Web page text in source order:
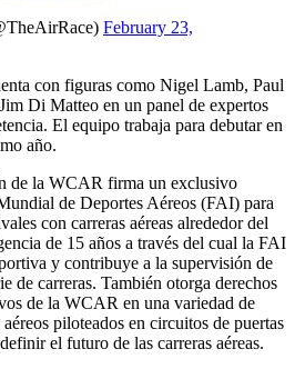
February 23,
con figuras como Nigel Lamb, Paul
Di Matteo en un panel de expertos
El equipo trabaja para debutar en
año.
de la WCAR firma un exclusivo
de Deportes Aéreos (FAI) para
con carreras aéreas alrededor del
de 15 años a través del cual la FAI
y contribuye a la supervisión de
de carreras. También otorga derechos
de la WCAR en una variedad de
piloteados en circuitos de puertas
el futuro de las carreras aéreas.